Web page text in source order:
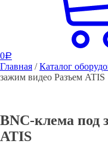
0Р
Главная /Каталог
зажим видео Разъем ATIS
BNC-клема под
ATIS